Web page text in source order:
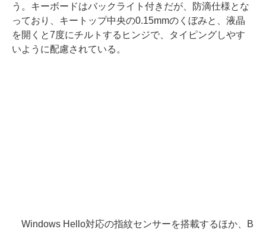
う。キーボードはバックライト付きだが、防滴仕様とな
っており、キートップ中央の0.15mmのくぼみと、液晶
を開くと7度にチルトするヒンジで、タイピングしやす
いように配慮されている。
Windows Hello対応の指紋センサーを搭載するほか、B